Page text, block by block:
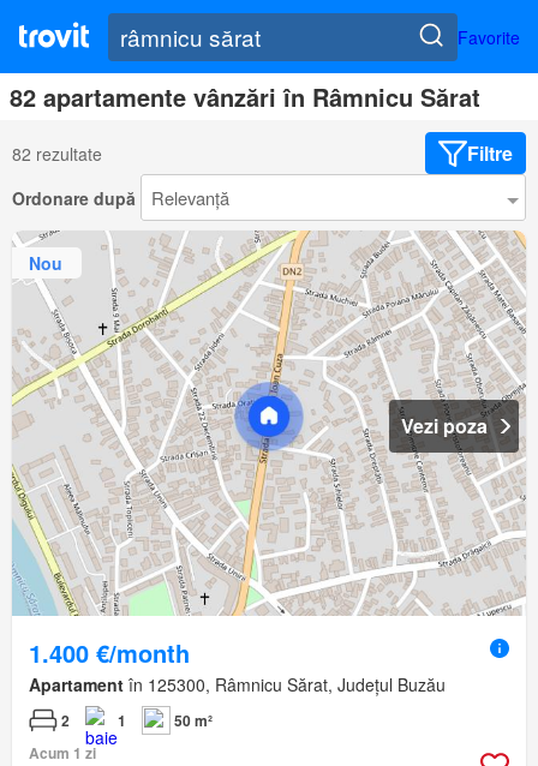
Favorite
82 apartamente vânzări în Râmnicu Sărat
82 rezultate Filtre
Ordonare după
Nou
Vezi poza
1.400 €/month
Apartament în 125300, Râmnicu Sărat, Județul Buzău
2 1
50 m²
Acum 1 zi